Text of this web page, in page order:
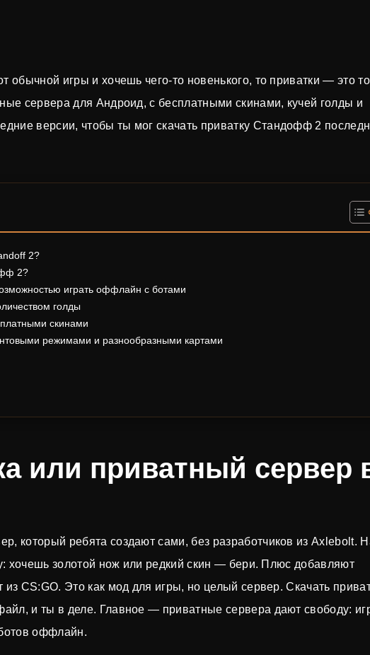
игры и хочешь чего-то новенького, то приватки — это
сервера для Андроид, с бесплатными скинами, кучей голды и
версии, чтобы ты мог скачать приватку Стандофф 2
2?
2?
играть оффлайн с ботами
голды
скинами
режимами и разнообразными картами
или приватный сервер
который ребята создают сами, без разработчиков из Axlebolt.
хочешь золотой нож или редкий скин — бери. Плюс добавляют
CS:GO. Это как мод для игры, но целый сервер. Скачать
и ты в деле. Главное — приватные сервера дают свободу:
оффлайн.